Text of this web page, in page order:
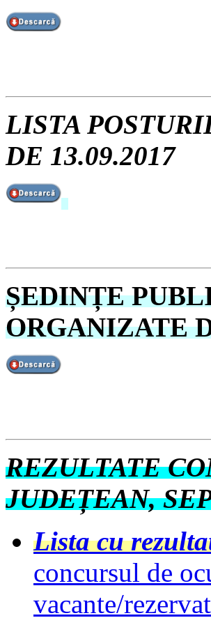
LISTA
DE 13.09.2017
ȘEDINȚE
ORGANIZATE
REZULTATE
JUDEȚEAN,
Lista cu
concursul de
vacante/